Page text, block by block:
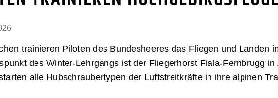
trainieren Piloten des Bundesheeres das Fliegen und Landen
des Winter-Lehrgangs ist der Fliegerhorst Fiala-Fernbrugg in
alle Hubschraubertypen der Luftstreitkräfte in ihre alpinen